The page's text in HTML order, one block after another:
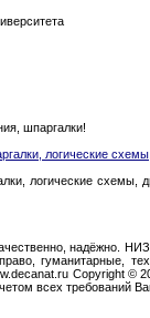
шпаргалки!
логические
логические схемы,
качественно,
гуманитарные,
Copyright
всех требований